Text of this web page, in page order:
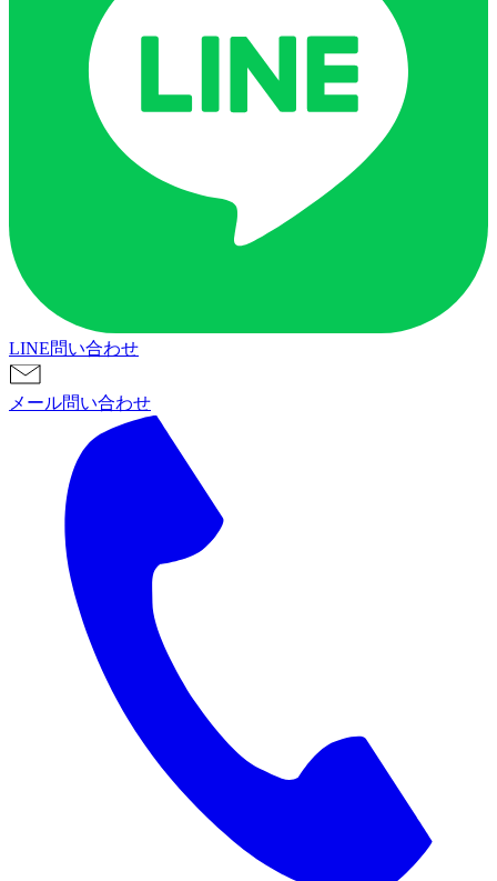
LINE問い合わせ
メール問い合わせ